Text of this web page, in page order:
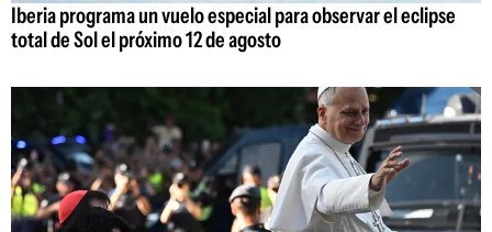
Iberia programa un vuelo especial para observar el eclipse
total de Sol el próximo 12 de agosto